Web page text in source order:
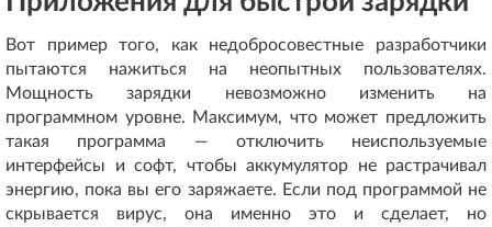
Вот пример того, как недобросовестные разработчики
пытаются нажиться на неопытных пользователях.
Мощность зарядки невозможно изменить на
программном уровне. Максимум, что может предложить
такая программа — отключить неиспользуемые
интерфейсы и софт, чтобы аккумулятор не растрачивал
энергию, пока вы его заряжаете. Если под программой не
скрывается вирус, она именно это и сделает, но